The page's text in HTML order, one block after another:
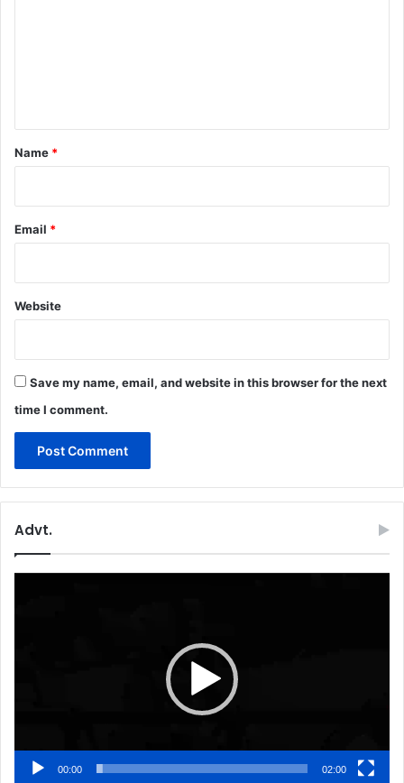
*
Name *
Email *
Website
Save my name, email, and website in this browser for the next
time I comment.
Advt.
00:00 02:00